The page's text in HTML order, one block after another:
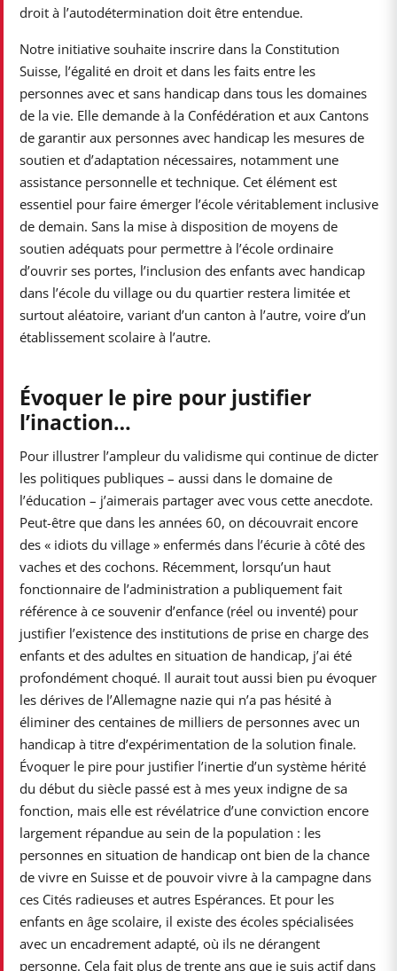
droit à l’autodétermination doit être entendue.
Notre initiative souhaite inscrire dans la Constitution
Suisse, l’égalité en droit et dans les faits entre les
personnes avec et sans handicap dans tous les domaines
de la vie. Elle demande à la Confédération et aux Cantons
de garantir aux personnes avec handicap les mesures de
soutien et d’adaptation nécessaires, notamment une
assistance personnelle et technique. Cet élément est
essentiel pour faire émerger l’école véritablement inclusive
de demain. Sans la mise à disposition de moyens de
soutien adéquats pour permettre à l’école ordinaire
d’ouvrir ses portes, l’inclusion des enfants avec handicap
dans l’école du village ou du quartier restera limitée et
surtout aléatoire, variant d’un canton à l’autre, voire d’un
établissement scolaire à l’autre.
Évoquer le pire pour justifier
l’inaction…
Pour illustrer l’ampleur du validisme qui continue de dicter
les politiques publiques – aussi dans le domaine de
l’éducation – j’aimerais partager avec vous cette anecdote.
Peut-être que dans les années 60, on découvrait encore
des « idiots du village » enfermés dans l’écurie à côté des
vaches et des cochons. Récemment, lorsqu’un haut
fonctionnaire de l’administration a publiquement fait
référence à ce souvenir d’enfance (réel ou inventé) pour
justifier l’existence des institutions de prise en charge des
enfants et des adultes en situation de handicap, j’ai été
profondément choqué. Il aurait tout aussi bien pu évoquer
les dérives de l’Allemagne nazie qui n’a pas hésité à
éliminer des centaines de milliers de personnes avec un
handicap à titre d’expérimentation de la solution finale.
Évoquer le pire pour justifier l’inertie d’un système hérité
du début du siècle passé est à mes yeux indigne de sa
fonction, mais elle est révélatrice d’une conviction encore
largement répandue au sein de la population : les
personnes en situation de handicap ont bien de la chance
de vivre en Suisse et de pouvoir vivre à la campagne dans
ces Cités radieuses et autres Espérances. Et pour les
enfants en âge scolaire, il existe des écoles spécialisées
avec un encadrement adapté, où ils ne dérangent
personne. Cela fait plus de trente ans que je suis actif dans